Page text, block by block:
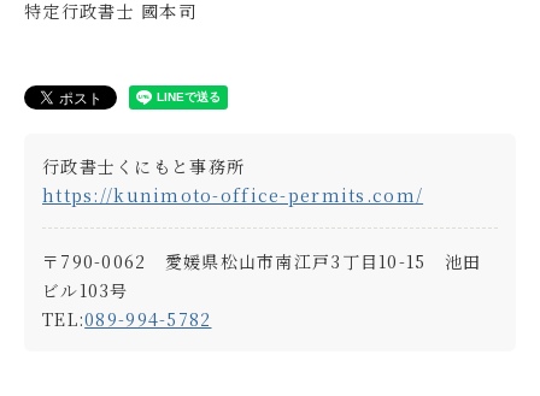
特定行政書士 國本司
行政書士くにもと事務所
https://kunimoto-office-permits.com/
〒790-0062 愛媛県松山市南江戸3丁目10-15 池田
ビル103号
TEL:089-994-5782